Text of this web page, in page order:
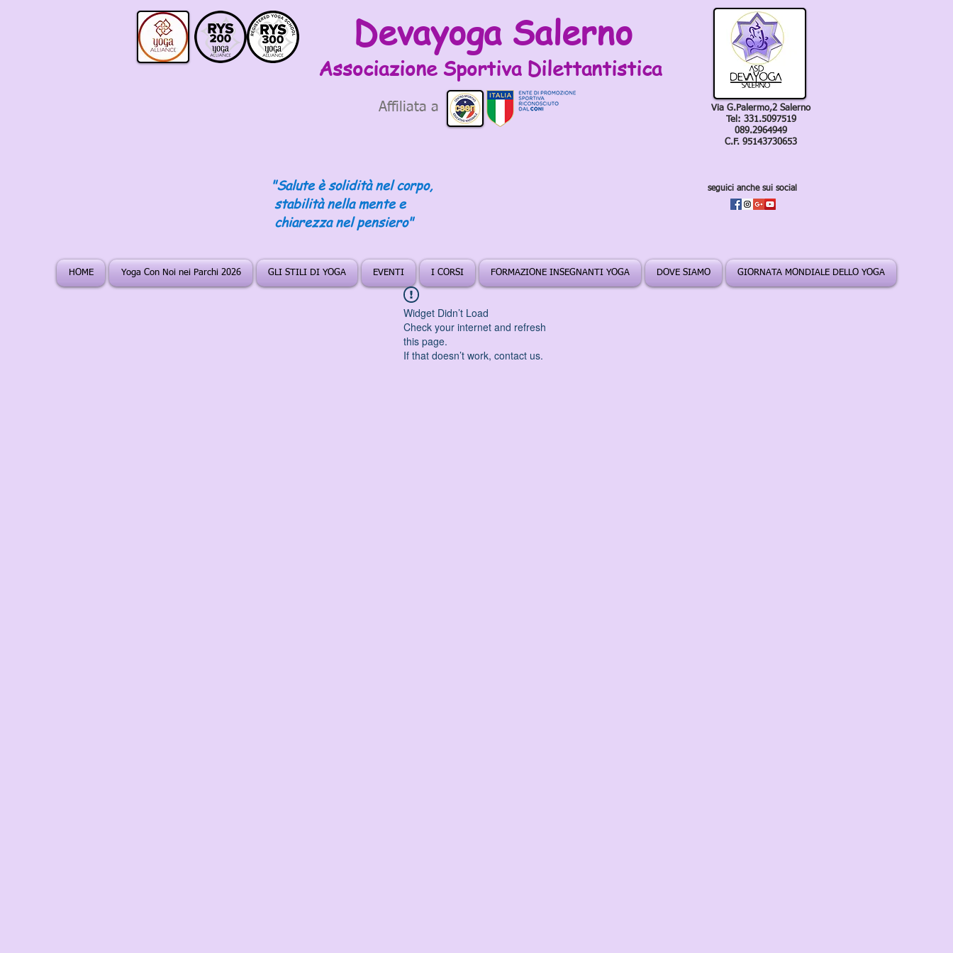
Devayoga Salerno
Associazione Sportiva Dilettantistica
Affiliata a
"Salute è solidità nel corpo,
stabilità nella mente e
chiarezza nel pensiero"
Via G.Palermo,2 Salerno
Tel: 331.5097519
089.2964949
C.F. 95143730653
seguici anche sui social
HOME Yoga Con Noi nei Parchi 2026 GLI STILI DI YOGA EVENTI I CORSI FORMAZIONE INSEGNANTI YOGA DOVE SIAMO GIORNATA MONDIALE DELLO YOGA
Widget Didn’t Load
Check your internet and refresh
this page.
If that doesn’t work, contact us.